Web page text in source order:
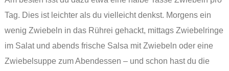
Tag. Dies ist leichter als du vielleicht denkst. Morgens ein
wenig Zwiebeln in das Rührei gehackt, mittags Zwiebelringe
im Salat und abends frische Salsa mit Zwiebeln oder eine
Zwiebelsuppe zum Abendessen – und schon hast du die